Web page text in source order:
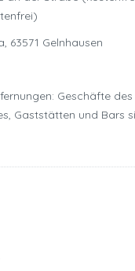
63571 Gelnhausen
Geschäfte
Gaststätten und Bars